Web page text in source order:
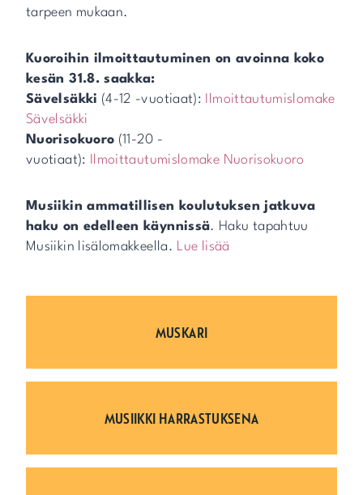
tarpeen mukaan.
Kuoroihin ilmoittautuminen on avoinna koko
kesän 31.8. saakka:
Sävelsäkki (4-12 -vuotiaat):
Ilmoittautumislomake
Sävelsäkki
Nuorisokuoro (11-20 -
vuotiaat):
Ilmoittautumislomake Nuorisokuoro
Musiikin ammatillisen koulutuksen jatkuva
haku on edelleen käynnissä. Haku tapahtuu
Musiikin lisälomakkeella. Lue lisää
MUSKARI
MUSIIKKI HARRASTUKSENA